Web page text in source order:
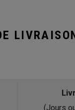
(Jours